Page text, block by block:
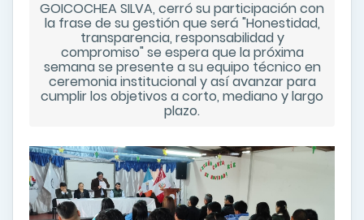
GOICOCHEA SILVA, cerró su participación con
la frase de su gestión que será "Honestidad,
transparencia, responsabilidad y
compromiso" se espera que la próxima
semana se presente a su equipo técnico en
ceremonia institucional y así avanzar para
cumplir los objetivos a corto, mediano y largo
plazo.